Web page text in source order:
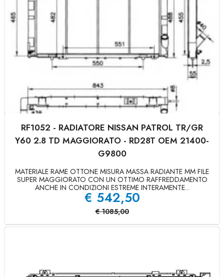
RF1052 - RADIATORE NISSAN PATROL TR/GR
Y60 2.8 TD MAGGIORATO - RD28T OEM 21400-
G9800
MATERIALE RAME OTTONE MISURA MASSA RADIANTE MM FILE
SUPER MAGGIORATO CON UN OTTIMO RAFFREDDAMENTO
ANCHE IN CONDIZIONI ESTREME INTERAMENTE...
€ 542,50
€ 1085,00